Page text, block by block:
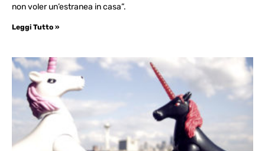
non voler un’estranea in casa”.
Leggi Tutto »